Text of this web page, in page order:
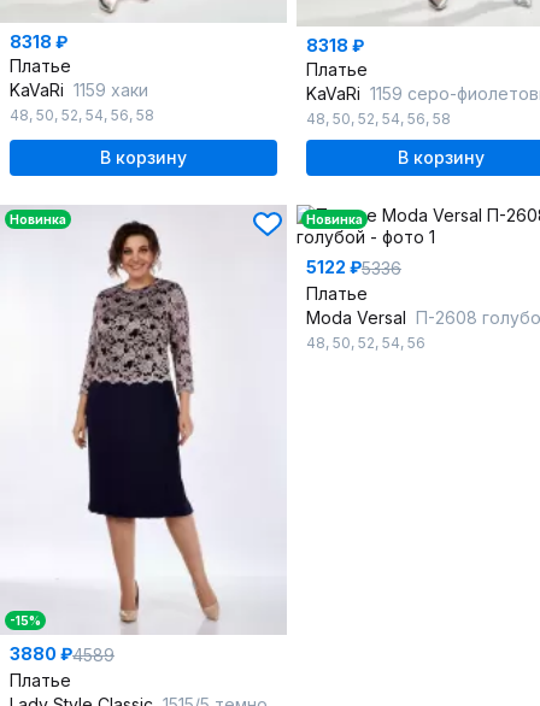
8318 ₽
Платье
KaVaRi 1159 хаки
48, 50, 52, 54, 56, 58
В корзину
8318 ₽
Платье
KaVaRi 1159 серо-
48, 50, 52, 54, 56, 58
В корзину
Новинка
-15%
3880 ₽4589
Платье
Новинка
5122 ₽5336
Платье
Moda Versal П-2608
48, 50, 52, 54, 56